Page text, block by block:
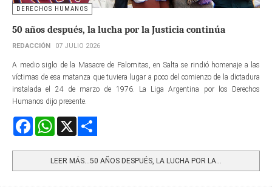
DERECHOS HUMANOS
50 años después, la lucha por la Justicia continúa
REDACCIÓN 07 JULIO 2026
A medio siglo de la Masacre de Palomitas, en Salta se rindió homenaje a las
víctimas de esa matanza que tuviera lugar a poco del comienzo de la dictadura
instalada el 24 de marzo de 1976. La Liga Argentina por los Derechos
Humanos dijo presente.
FacebookWhatsApp
LEER MÁS…50 AÑOS DESPUÉS, LA LUCHA POR LA...